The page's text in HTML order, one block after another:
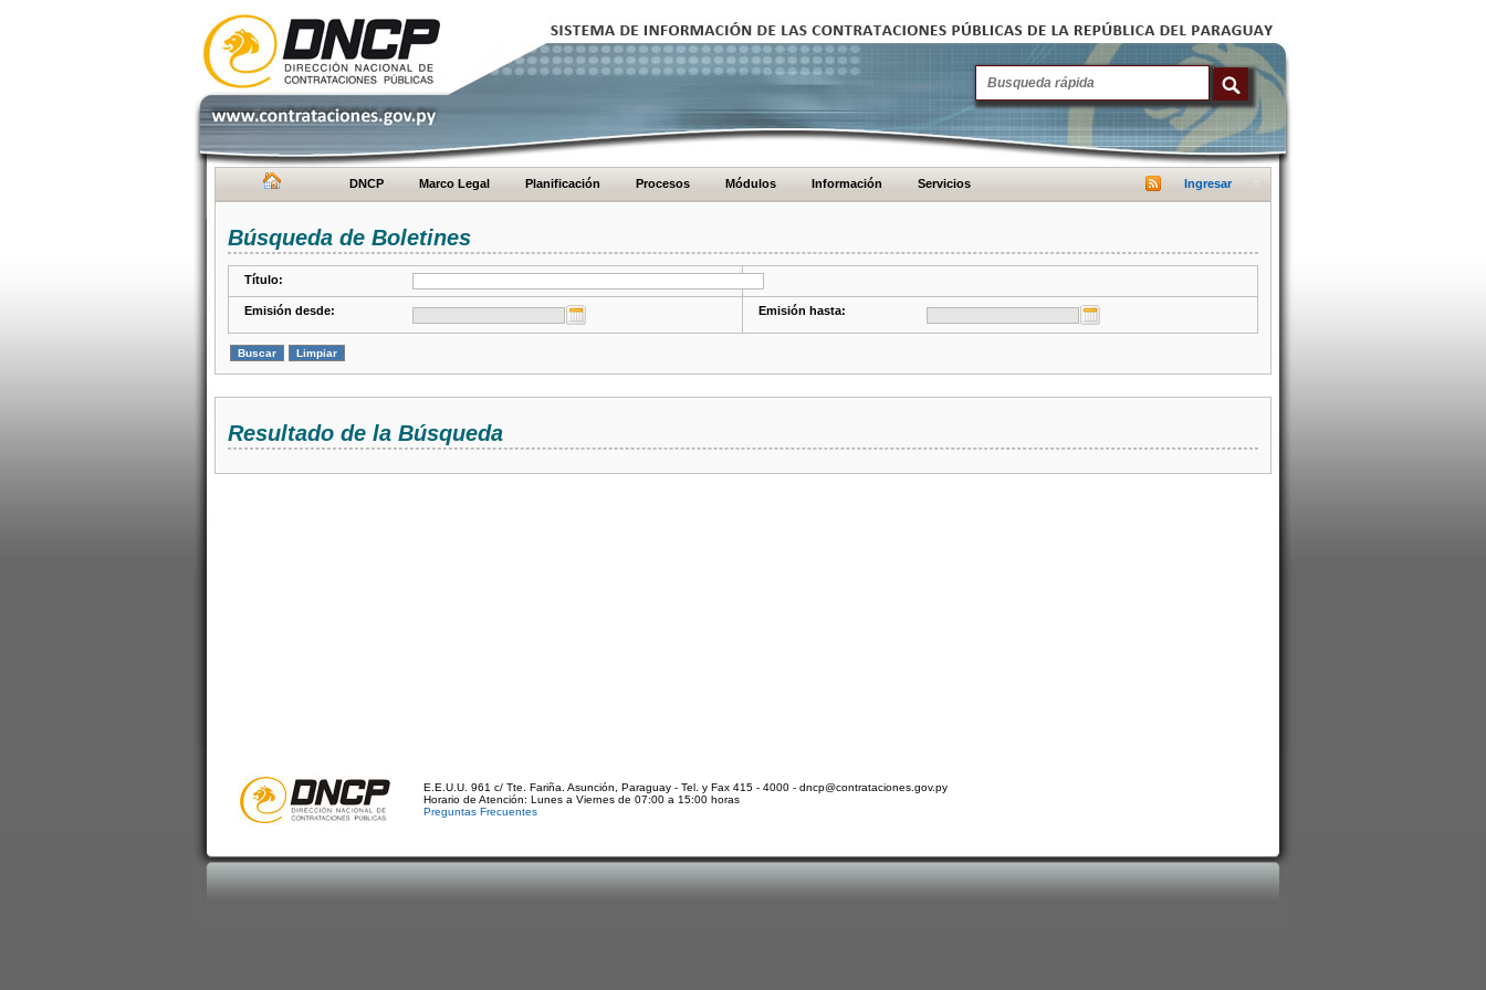
DNCP Marco Legal Planificación Procesos Módulos Información Servicios Ingresar
Búsqueda de Boletines
Título:
Emisión desde: Emisión hasta:
Resultado de la Búsqueda
E.E.U.U. 961 c/ Tte. Fariña. Asunción, Paraguay - Tel. y Fax 415 - 4000 - dncp@contrataciones.gov.py
Horario de Atención: Lunes a Viernes de 07:00 a 15:00 horas
Preguntas Frecuentes